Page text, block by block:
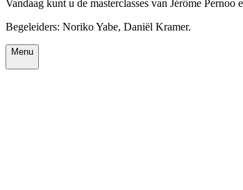
Vandaag kunt u de masterclasses van Jérôme
Begeleiders: Noriko Yabe, Daniël Kramer.
Menu